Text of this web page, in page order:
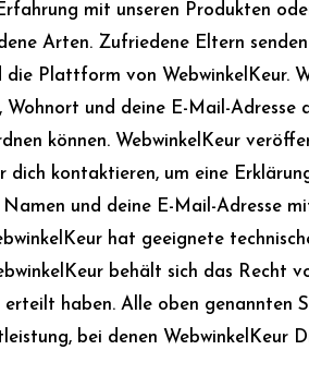
mit unseren Produkten
Arten. Zufriedene Eltern
Plattform von WebwinkelKeur.
und deine E-Mail-Adresse
können. WebwinkelKeur
kontaktieren, um eine
und deine E-Mail-Adresse
hat geeignete
behält sich das Recht
haben. Alle oben genannten
bei denen WebwinkelKeur